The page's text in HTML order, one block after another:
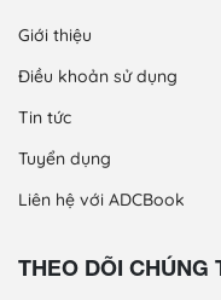
Giới thiệu
Điều khoản sử dụng
Tin tức
Tuyển dụng
Liên hệ với ADCBook
THEO DÕI CHÚNG